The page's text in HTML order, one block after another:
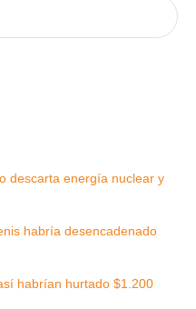
descarta energía nuclear y
habría desencadenado
habrían hurtado $1.200